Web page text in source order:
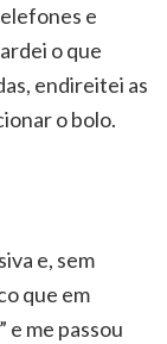
e
o que
endireitei as
o bolo.
e, sem
que em
e me passou